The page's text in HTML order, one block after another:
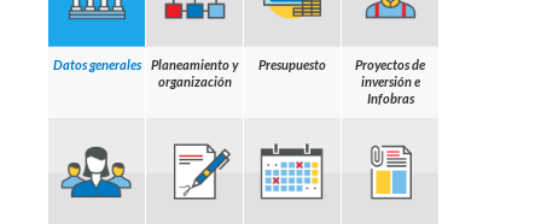
Datos generales
Planeamiento y
organización
Presupuesto
Proyectos de
inversión e
Infobras